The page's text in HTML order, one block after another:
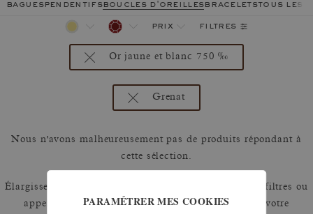
baguespendentifsboucles d'oreillesbraceletstous les
prix filtres
Or jaune et blanc 750 ‰
Grenat
Nous n'avons malheureusement pas de produits répondant à
cette sélection.
Élargissez votre recherche en retirant un ou plusieurs filtres ou
appelez nous au 01 42 46 90 89 pour discuter de votre
PARAMÉTRER MES COOKIES